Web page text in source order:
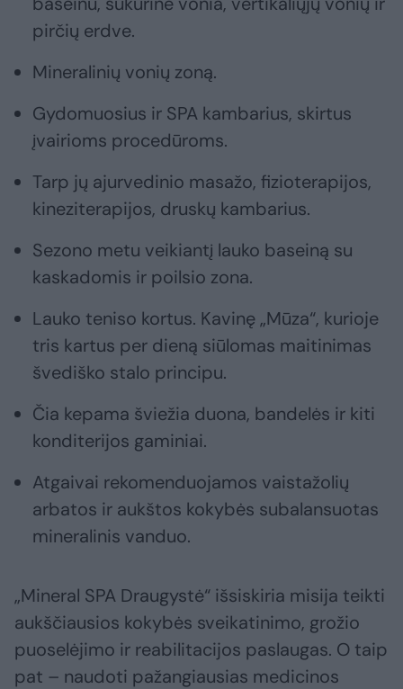
pirčių erdve.
Mineralinių vonių zoną.
Gydomuosius ir SPA kambarius, skirtus
įvairioms procedūroms.
Tarp jų ajurvedinio masažo, fizioterapijos,
kineziterapijos, druskų kambarius.
Sezono metu veikiantį lauko baseiną su
kaskadomis ir poilsio zona.
Lauko teniso kortus. Kavinę „Mūza“, kurioje
tris kartus per dieną siūlomas maitinimas
švediško stalo principu.
Čia kepama šviežia duona, bandelės ir kiti
konditerijos gaminiai.
Atgaivai rekomenduojamos vaistažolių
arbatos ir aukštos kokybės subalansuotas
mineralinis vanduo.
„Mineral SPA Draugystė“ išsiskiria misija teikti
aukščiausios kokybės sveikatinimo, grožio
puoselėjimo ir reabilitacijos paslaugas. O taip
pat – naudoti pažangiausias medicinos